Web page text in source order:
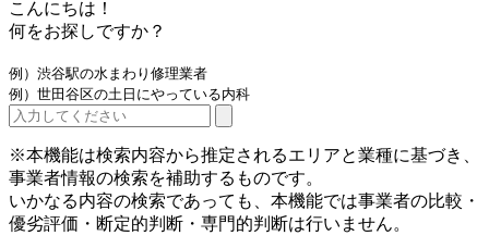
こんにちは！
何をお探しですか？
例）渋谷駅の水まわり修理業者
例）世田谷区の土日にやっている内科
※本機能は検索内容から推定されるエリアと業種に基づき、
事業者情報の検索を補助するものです。
いかなる内容の検索であっても、本機能では事業者の比較・
優劣評価・断定的判断・専門的判断は行いません。